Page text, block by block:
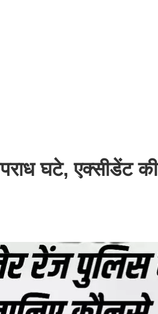
घटे, एक्सीडेंट की